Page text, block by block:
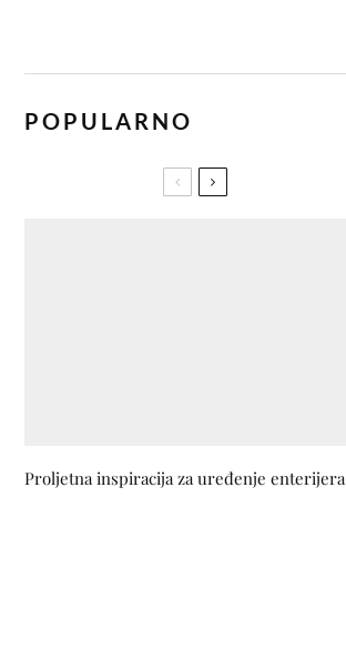
POPULARNO
Proljetna inspiracija za uređenje enterijera